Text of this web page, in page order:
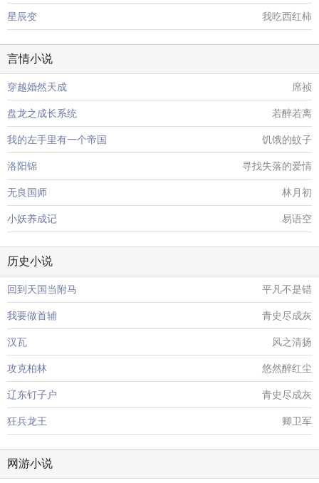
星辰变 我吃西红柿
言情小说
穿越婚然天成 席祯
盘龙之成长系统 若醉若离
我的左手里有一个帝国 饥饿的蚊子
洛阳锦 寻找失落的爱情
无良国师 林月初
小妖养成记 易语空
历史小说
回到天国当附马 平凡不是错
我要做首辅 青史尽成灰
汉瓦 风之清扬
攻克柏林 悠然醉红尘
辽东钉子户 青史尽成灰
狂兵龙王 卿卫军
网游小说